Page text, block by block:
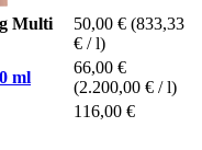
Multi
50,00 € (833,33
€ / l)
ml
66,00 €
(2.200,00 € / l)
116,00 €